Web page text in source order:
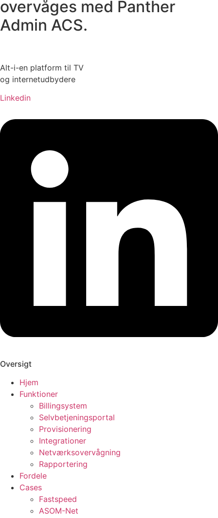
overvåges med Panther
Admin ACS.
Alt-i-en platform til TV
og internetudbydere
Linkedin
Oversigt
Hjem
Funktioner
Billingsystem
Selvbetjeningsportal
Provisionering
Integrationer
Netværksovervågning
Rapportering
Fordele
Cases
Fastspeed
ASOM-Net